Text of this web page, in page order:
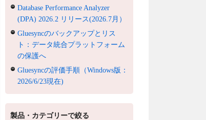
Database Performance Analyzer
(DPA) 2026.2 リリース(2026.7月）
Gluesyncのバックアップとリス
ト：データ統合プラットフォーム
の保護へ
Gluesyncの評価手順（Windows版：
2026/6/23現在)
製品・カテゴリーで絞る